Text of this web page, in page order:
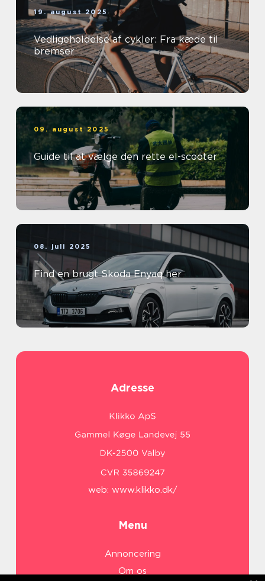
19. august 2025
Vedligeholdelse af cykler: Fra kæde til
bremser
09. august 2025
Guide til at vælge den rette el-scooter
08. juli 2025
Find en brugt Skoda Enyaq her
Adresse
web: www.klikko.dk/
Menu
Annoncering
Om os